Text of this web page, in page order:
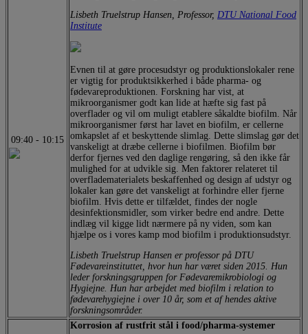
09:40 - 10:15
Lisbeth Truelstrup Hansen, Professor, DTU National Food
Institute
Evnen til at gøre procesudstyr og produktionslokaler rene
er vigtig for produktsikkerhed i både pharma- og
fødevareproduktionen. Forskning har vist, at
mikroorganismer godt kan lide at hæfte sig fast på
overflader og vil om muligt etablere såkaldte biofilm. Når
mikroorganismer først har lavet en biofilm, er cellerne
omkapslet af et beskyttende slimlag. Dette slimslag gør det
vanskeligt at dræbe cellerne i biofilmen. Biofilm bør
derfor fjernes ved den daglige rengøring, så den ikke får
mulighed for at udvikle sig. Men faktorer relateret til
overfladematerialets beskaffenhed og design af udstyr og
lokaler kan gøre det vanskeligt at forhindre eller fjerne
biofilm. Hvis dette er tilfældet, findes der nogle
desinfektionsmidler, som virker bedre end andre. Dette
indlæg vil kigge lidt nærmere på ny viden, som kan
hjælpe os i vores kamp mod biofilm i produktionsudstyr.
Lisbeth Truelstrup Hansen er professor på DTU
Fødevareinstituttet, hvor hun har været siden 2015. Hun
leder forskningsgruppen for Fødevaremikrobiologi og
Hygiejne. Hun har arbejdet med biofilm i relation to
fødevarehygiejne i over 10 år, som et af hendes aktive
forskningsområder.
Korrosion af rustfrit stål i food/pharma-systemer